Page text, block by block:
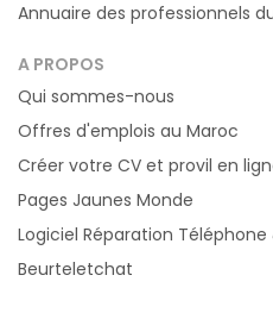
Annuaire des professionnels
A PROPOS
Qui sommes-nous
Offres d'emplois au Maroc
Créer votre CV et provil en
Pages Jaunes Monde
Logiciel Réparation
Beurteletchat